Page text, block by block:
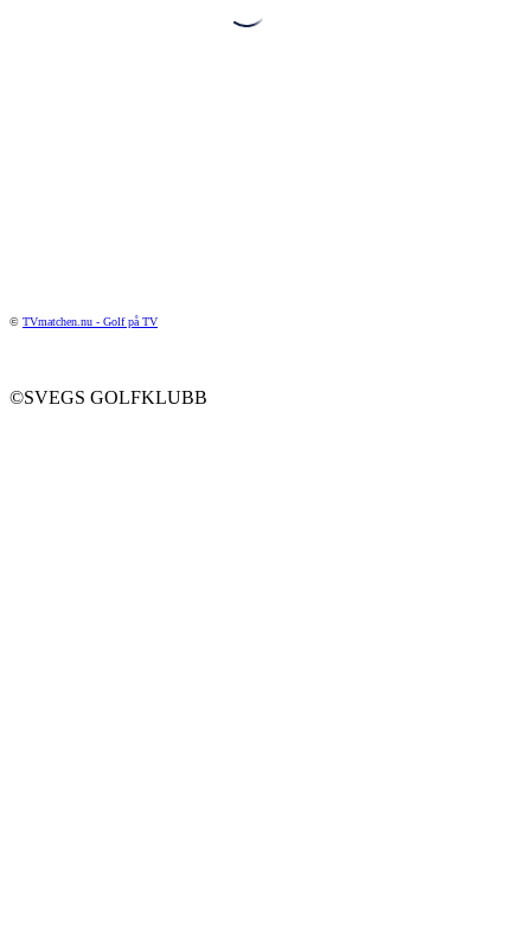
© TVmatchen.nu - Golf på TV
©SVEGS GOLFKLUBB